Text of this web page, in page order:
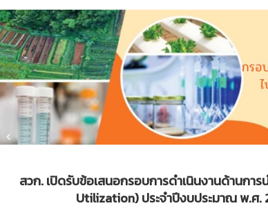
สวก. เปิดรับข้อเสนอกรอบการดำเนินงานด้านกา
Utilization) ประจำปีงบประมาณ พ.ศ.